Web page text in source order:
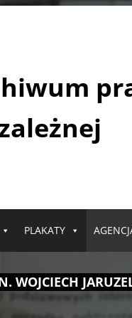
PLAKATY
WOJCIECH